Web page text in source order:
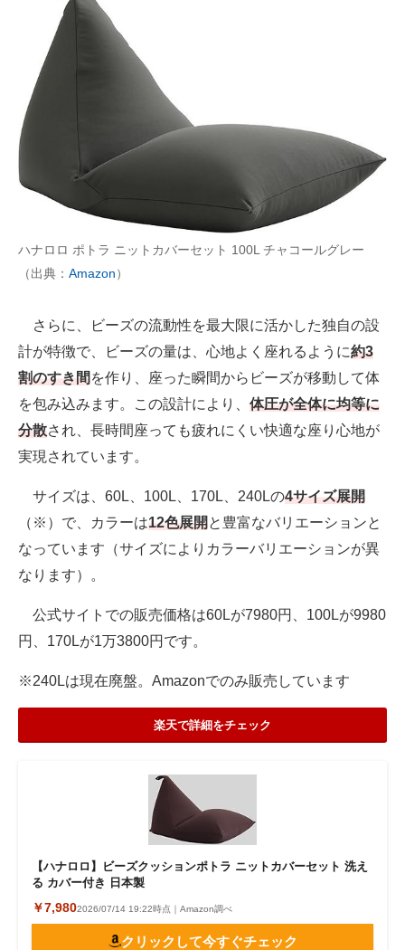
ハナロロ ポトラ ニットカバーセット 100L チャコールグレー
（出典： Amazon）
さらに、ビーズの流動性を最大限に活かした独自の設
計が特徴で、ビーズの量は、心地よく座れるように約3
割のすき間 を作り、座った瞬間からビーズが移動して体
を包み込みます。この設計により、 体圧が全体に均等に
分散され、長時間座っても疲れにくい快適な座り心地が
実現されています。
サイズは、60L、100L、170L、240Lの4サイズ展開
（※）で、カラーは12色展開 と豊富なバリエーションと
なっています（サイズによりカラーバリエーションが異
なります）。
公式サイトでの販売価格は60Lが7980円、100Lが9980
円、170Lが1万3800円です。
※240Lは現在廃盤。Amazonでのみ販売しています
楽天で詳細をチェック
【ハナロロ】ビーズクッションポトラ ニットカバーセット 洗え
る カバー付き 日本製
￥7,9802026/07/14 19:22時点｜Amazon調べ
クリックして今すぐチェック